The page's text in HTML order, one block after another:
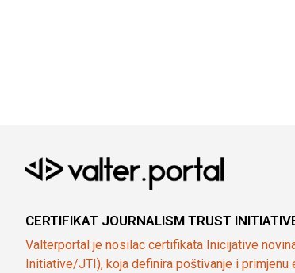
CERTIFIKAT JOURNALISM TRUST
Valterportal je nosilac certifikata Inicijative
Initiative/JTI), koja definira poštivanje i